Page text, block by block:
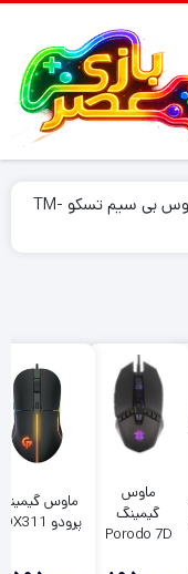
موس بی سیم تسکو TM-
ماوس
گیمینگ
Porodo 7D
ماوس
پرودو PDX311